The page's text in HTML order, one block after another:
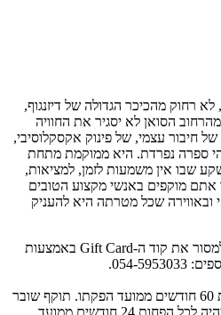
רחוק מהכיכר הגדולה של דיזנגוף,
הסואן לא יסגיר את החוויה
חיבור עצמי, של פינוק אקסקלוסיבי,
ורגיעה וריפוי. 3030 זוהי ספרה נפרדת. היא ממוקמת מתחת
שבו אין משמעות לזמן, למציאות,
מוקפים באנשי מקצוע הטובים
שכל מטרתה היא להעניק
למימוש יש לתאם הגעה לספא ולמסור את קוד ה-Gift Card באמצעות
תוקף שובר כספי הינו לכל הפחות 60 חודשים ממועד הפקתו. תוקף שובר
לרכישת מוצר או שירות מסויים יהיה לכל הפחות 24 חודשים ממועד